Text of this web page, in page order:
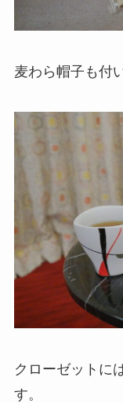
麦わら帽子も付
クローゼットに
す。